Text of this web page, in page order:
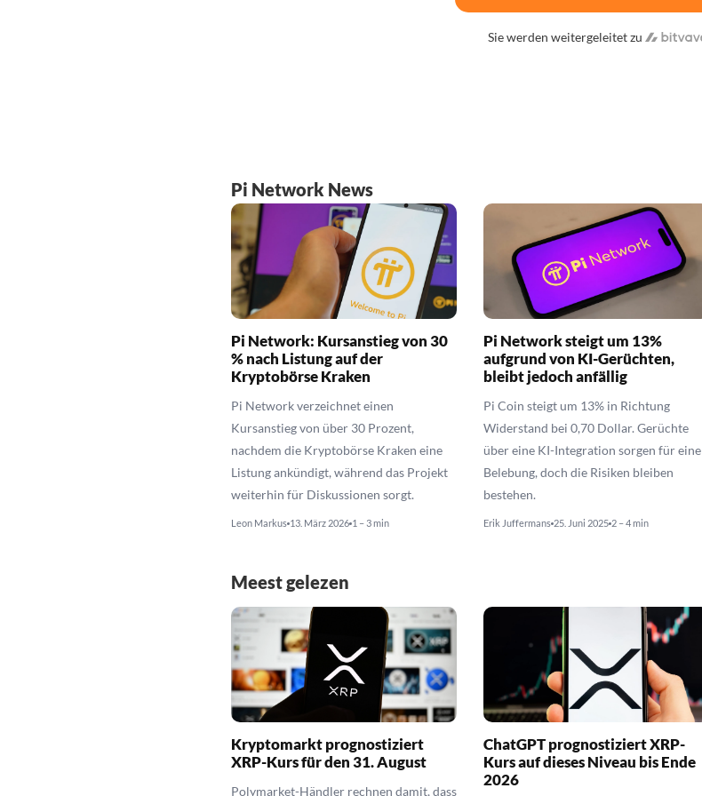
Sie werden weitergeleitet zu
Pi Network News
Pi Network: Kursanstieg von 30
% nach Listung auf der
Kryptobörse Kraken
Pi Network verzeichnet einen
Kursanstieg von über 30 Prozent,
nachdem die Kryptobörse Kraken eine
Listung ankündigt, während das Projekt
weiterhin für Diskussionen sorgt.
Leon Markus 13. März 2026 1 – 3 min
Pi Network steigt um 13%
aufgrund von KI-Gerüchten,
bleibt jedoch anfällig
Pi Coin steigt um 13% in Richtung
Widerstand bei 0,70 Dollar. Gerüchte
über eine KI-Integration sorgen für eine
Belebung, doch die Risiken bleiben
bestehen.
Erik Juffermans 25. Juni 2025 2 – 4 min
Meest gelezen
Kryptomarkt prognostiziert
XRP-Kurs für den 31. August
Polymarket-Händler rechnen damit, dass
ChatGPT prognostiziert XRP-
Kurs auf dieses Niveau bis Ende
2026